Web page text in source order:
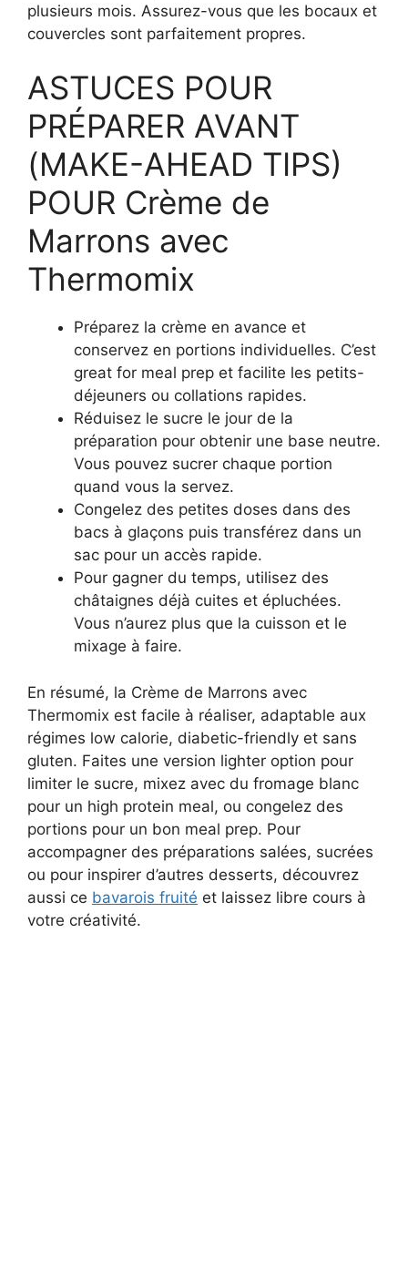
plusieurs mois. Assurez-vous que les bocaux et
couvercles sont parfaitement propres.
ASTUCES POUR
PRÉPARER AVANT
(MAKE-AHEAD TIPS)
POUR Crème de
Marrons avec
Thermomix
Préparez la crème en avance et
conservez en portions individuelles. C’est
great for meal prep et facilite les petits-
déjeuners ou collations rapides.
Réduisez le sucre le jour de la
préparation pour obtenir une base neutre.
Vous pouvez sucrer chaque portion
quand vous la servez.
Congelez des petites doses dans des
bacs à glaçons puis transférez dans un
sac pour un accès rapide.
Pour gagner du temps, utilisez des
châtaignes déjà cuites et épluchées.
Vous n’aurez plus que la cuisson et le
mixage à faire.
En résumé, la Crème de Marrons avec
Thermomix est facile à réaliser, adaptable aux
régimes low calorie, diabetic-friendly et sans
gluten. Faites une version lighter option pour
limiter le sucre, mixez avec du fromage blanc
pour un high protein meal, ou congelez des
portions pour un bon meal prep. Pour
accompagner des préparations salées, sucrées
ou pour inspirer d’autres desserts, découvrez
aussi ce bavarois fruité et laissez libre cours à
votre créativité.